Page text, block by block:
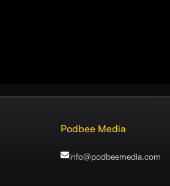
Podbee Media
info@podbeemedia.com